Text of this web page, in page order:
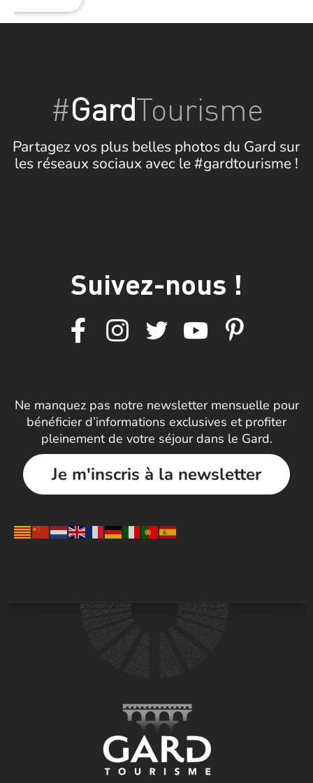
#GardTourisme
Partagez vos plus belles photos du Gard sur
les réseaux sociaux avec le #gardtourisme !
Suivez-nous !
Ne manquez pas notre newsletter mensuelle pour
bénéficier d’informations exclusives et profiter
pleinement de votre séjour dans le Gard.
Je m'inscris à la newsletter